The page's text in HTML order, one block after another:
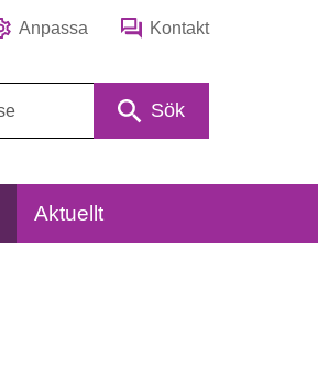
Anpassa Kontakt
Sök
Aktuellt